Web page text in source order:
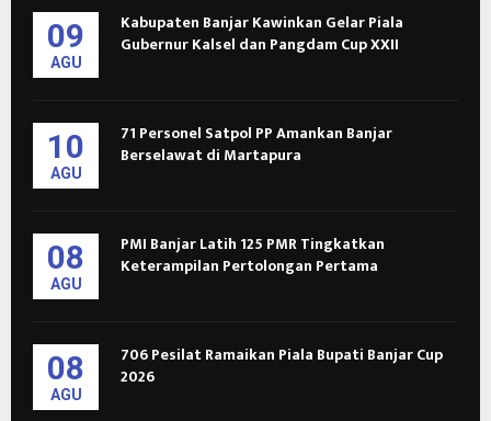
09
AGU
Kabupaten Banjar Kawinkan Gelar Piala
Gubernur Kalsel dan Pangdam Cup XXII
10
AGU
71 Personel Satpol PP Amankan Banjar
Berselawat di Martapura
08
AGU
PMI Banjar Latih 125 PMR Tingkatkan
Keterampilan Pertolongan Pertama
08
AGU
706 Pesilat Ramaikan Piala Bupati Banjar Cup
2026